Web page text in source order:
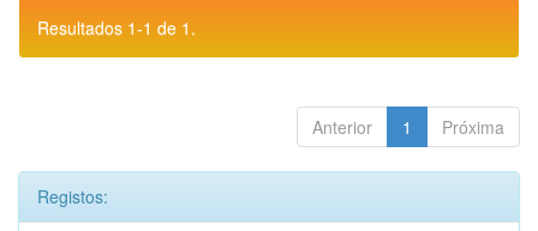
Resultados 1-1 de 1.
Anterior 1 Próxima
Registos: